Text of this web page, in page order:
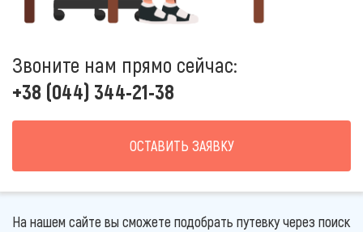
Звоните нам прямо сейчас:
+38 (044) 344-21-38
ОСТАВИТЬ ЗАЯВКУ
На нашем сайте вы сможете подобрать путевку через поиск